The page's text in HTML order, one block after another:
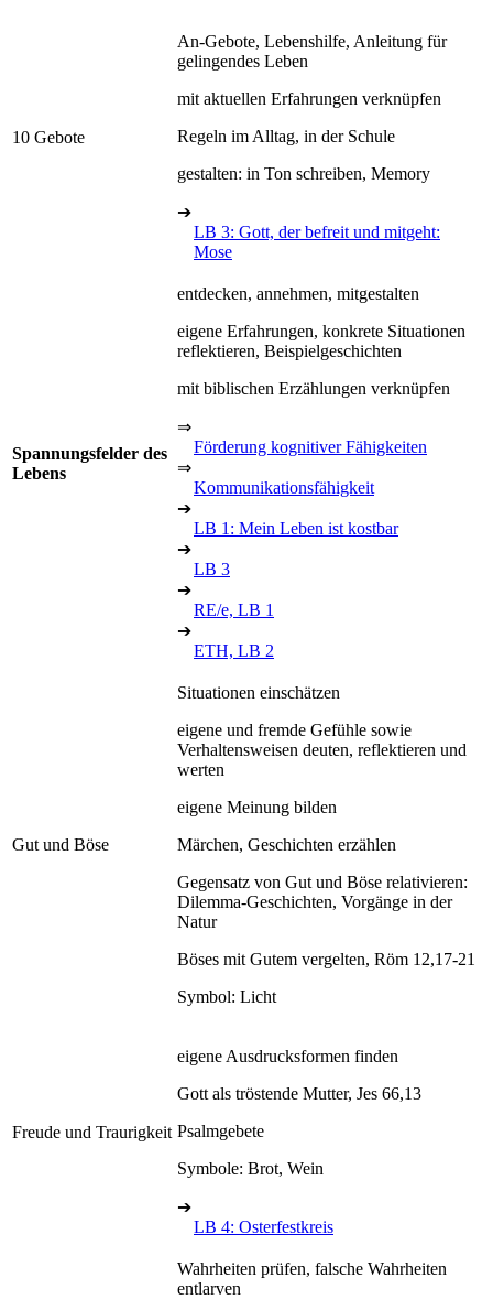
10 Gebote
An-Gebote, Lebenshilfe, Anleitung für
gelingendes Leben
mit aktuellen Erfahrungen verknüpfen
Regeln im Alltag, in der Schule
gestalten: in Ton schreiben, Memory
➔
LB 3: Gott, der befreit und mitgeht:
Mose
Spannungsfelder des
Lebens
entdecken, annehmen, mitgestalten
eigene Erfahrungen, konkrete Situationen
reflektieren, Beispielgeschichten
mit biblischen Erzählungen verknüpfen
⇒
Förderung kognitiver Fähigkeiten
⇒
Kommunikationsfähigkeit
➔
LB 1: Mein Leben ist kostbar
➔
LB 3
➔
RE/e, LB 1
➔
ETH, LB 2
Gut und Böse
Situationen einschätzen
eigene und fremde Gefühle sowie
Verhaltensweisen deuten, reflektieren und
werten
eigene Meinung bilden
Märchen, Geschichten erzählen
Gegensatz von Gut und Böse relativieren:
Dilemma-Geschichten, Vorgänge in der
Natur
Böses mit Gutem vergelten, Röm 12,17-21
Symbol: Licht
Freude und Traurigkeit
eigene Ausdrucksformen finden
Gott als tröstende Mutter, Jes 66,13
Psalmgebete
Symbole: Brot, Wein
➔
LB 4: Osterfestkreis
Wahrheiten prüfen, falsche Wahrheiten
entlarven